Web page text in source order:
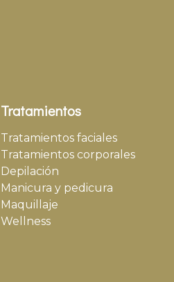
Tratamientos
Tratamientos faciales
Tratamientos corporales
Depilación
Manicura y pedicura
Maquillaje
Wellness